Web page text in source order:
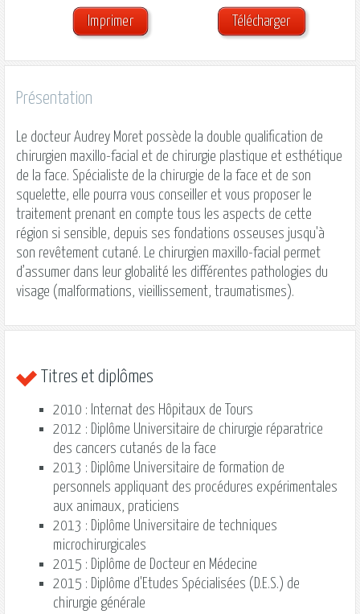
Imprimer Télécharger
Présentation
Le docteur Audrey Moret possède la double qualification de
chirurgien maxillo-facial et de chirurgie plastique et esthétique
de la face. Spécialiste de la chirurgie de la face et de son
squelette, elle pourra vous conseiller et vous proposer le
traitement prenant en compte tous les aspects de cette
région si sensible, depuis ses fondations osseuses jusqu'à
son revêtement cutané. Le chirurgien maxillo-facial permet
d’assumer dans leur globalité les différentes pathologies du
visage (malformations, vieillissement, traumatismes).
Titres et diplômes
2010 : Internat des Hôpitaux de Tours
2012 : Diplôme Universitaire de chirurgie réparatrice
des cancers cutanés de la face
2013 : Diplôme Universitaire de formation de
personnels appliquant des procédures expérimentales
aux animaux, praticiens
2013 : Diplôme Universitaire de techniques
microchirurgicales
2015 : Diplôme de Docteur en Médecine
2015 : Diplôme d'Etudes Spécialisées (D.E.S.) de
chirurgie générale